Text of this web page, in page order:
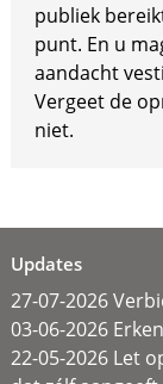
publiek
punt. En u
aandacht
Vergeet de
niet.
Updates
27-07-2026
03-06-2026
22-05-2026 Let